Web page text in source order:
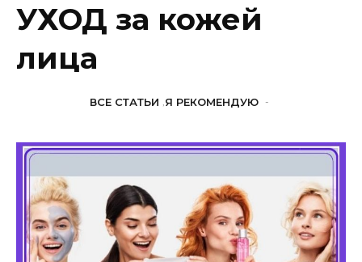
УХОД за кожей
лица
ВСЕ СТАТЬИ ,Я РЕКОМЕНДУЮ -